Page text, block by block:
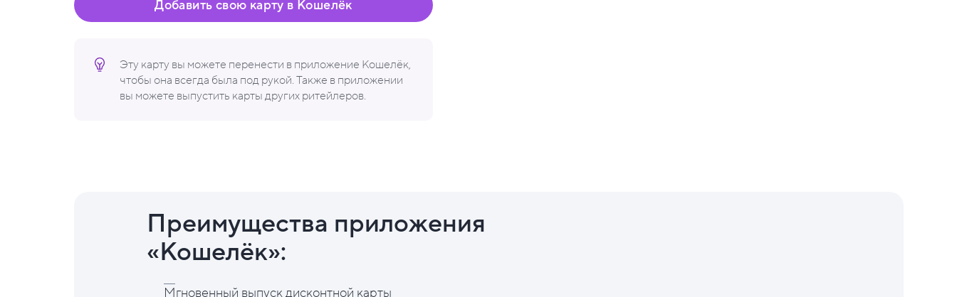
Эту карту вы можете перенести в приложение Кошелёк,
чтобы она всегда была под рукой. Также в приложении
вы можете выпустить карты других ритейлеров.
Добавить свою карту в Кошелёк
Преимущества приложения
«Кошелёк»:
Мгновенный выпуск дисконтной карты